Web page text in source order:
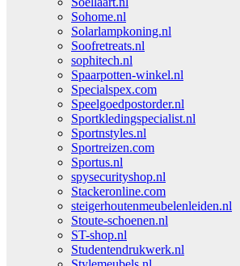
Sohome.nl
Solarlampkoning.nl
Soofretreats.nl
sophitech.nl
Spaarpotten-winkel.nl
Specialspex.com
Speelgoedpostorder.nl
Sportkledingspecialist.nl
Sportnstyles.nl
Sportreizen.com
Sportus.nl
spysecurityshop.nl
Stackeronline.com
steigerhoutenmeubelenleiden.nl
Stoute-schoenen.nl
ST-shop.nl
Studentendrukwerk.nl